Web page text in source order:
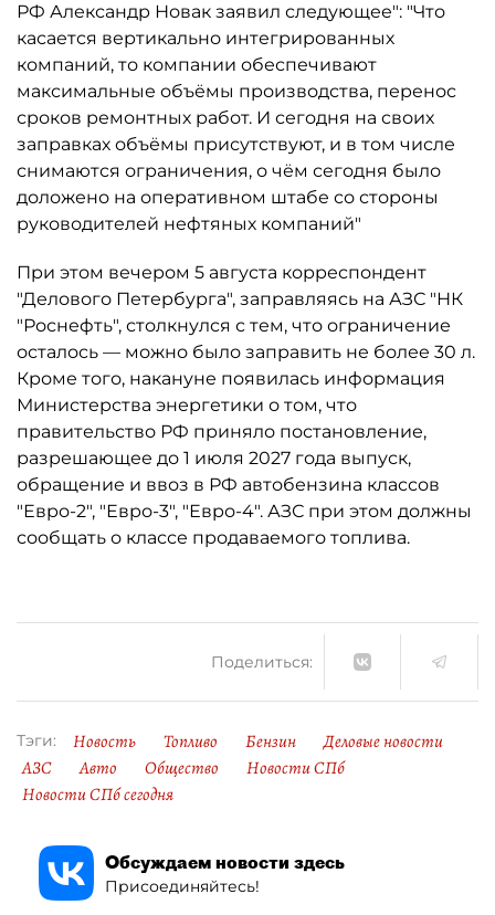
РФ Александр Новак заявил следующее": "Что
касается вертикально интегрированных
компаний, то компании обеспечивают
максимальные объёмы производства, перенос
сроков ремонтных работ. И сегодня на своих
заправках объёмы присутствуют, и в том числе
снимаются ограничения, о чём сегодня было
доложено на оперативном штабе со стороны
руководителей нефтяных компаний"
При этом вечером 5 августа корреспондент
"Делового Петербурга", заправляясь на АЗС "НК
"Роснефть", столкнулся с тем, что ограничение
осталось ­— можно было заправить не более 30 л.
Кроме того, накануне появилась информация
Министерства энергетики о том, что
правительство РФ приняло постановление,
разрешающее до 1 июля 2027 года выпуск,
обращение и ввоз в РФ автобензина классов
"Евро-2", "Евро-3", "Евро-4". АЗС при этом должны
сообщать о классе продаваемого топлива.
Поделиться:
Тэги: Новость Топливо Бензин
Деловые новости
АЗС
Авто Общество
Новости СПб
Новости СПб сегодня
Обсуждаем новости здесь
Присоединяйтесь!